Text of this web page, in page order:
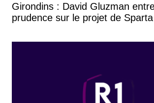
Girondins : David Gluzman
prudence sur le projet de Sparta